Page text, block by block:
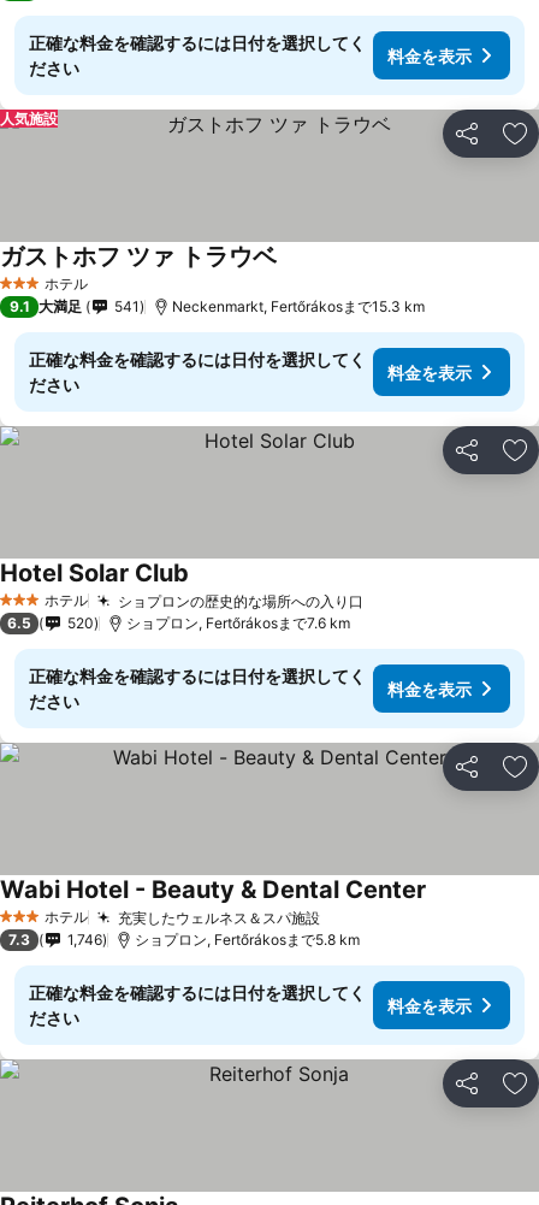
正確な料金を確認するには日付を選択してく
ださい
料金を表示
シェア お
人気施設
3 ホテルのランク
ホテル
ガストホフ ツァ トラウベ料金を表示
9.1 大満足 541 Neckenmarkt, Fertőrákosまで15.3 km
正確な料金を確認するには日付を選択してく
ださい
料金を表示
シェア お
3 ホテルのランク
ホテル ショプロンの歴史的な場所への入り口
Hotel Solar Club
6.5 520 ショプロン, Fertőrákosまで7.6 km
正確な料金を確認するには日付を選択してく
ださい
料金を表示
シェア お
3 ホテルのランク
ホテル 充実したウェルネス＆スパ施設料金を表示
Wabi Hotel - Beauty & Dental Center
7.3 1,746 ショプロン, Fertőrákosまで5.8 km
正確な料金を確認するには日付を選択してく
ださい
料金を表示
シェア お